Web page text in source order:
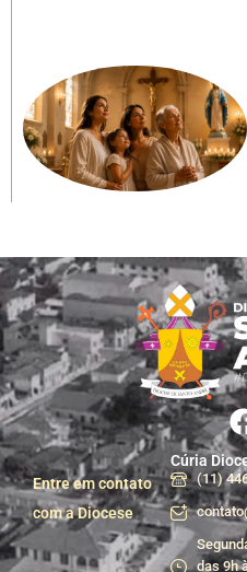
Entre em contato
com a Diocese
Cúria
(11)
das 9h